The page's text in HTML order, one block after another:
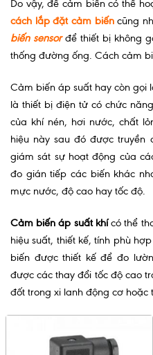
Do vậy, để cảm biến có thể
cách lắp đặt cảm biếncũng
biến sensorđể thiết bị không
thống đường ống. Cách cảm
Cảm biến áp suất hay còn gọi
là thiết bị điện tử có chức
của khí nén, hơi nước, chất
hiệu này sau đó được truyền
giám sát sự hoạt động của
đo gián tiếp các biến khác
mực nước, độ cao hay tốc độ.
Cảm biến áp suất khícó thể
hiệu suất, thiết kế, tính phù
biến được thiết kế để đo
được các thay đổi tốc độ cao
đốt trong xi lanh động cơ hoặc